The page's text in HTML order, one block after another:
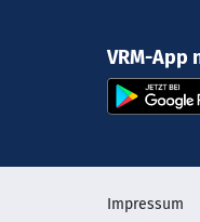
VRM-App
Impressum